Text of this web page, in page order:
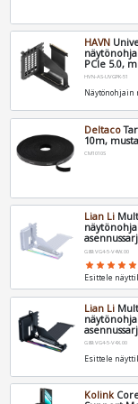
HAVN
PCIe 5.0,
HVN-AS-UVGPK-51
Näytönohjain
Deltaco
10m, musta
CM1010S
Lian Li
G89.VG4-5-V4W.00
star star star star star
Esittele
Lian Li
G89.VG4-5-V4X.00
Esittele
Kolink